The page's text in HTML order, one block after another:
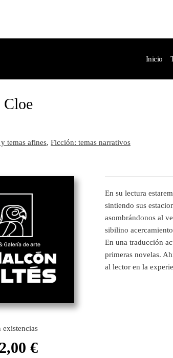
Inicio
temas afines, Ficción: temas narrativos
existencias
€
En su lectura
sintiendo sus
asombrándonos al
sibilino
En una traducción
primeras novelas.
al lector en la